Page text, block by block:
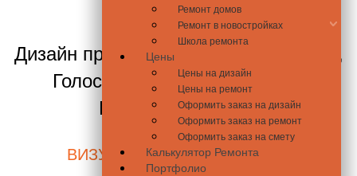
Ремонт домов
Ремонт в новостройках
Школа ремонта
Цены
Цены на дизайн
Цены на ремонт
Оформить заказ на дизайн
Оформить заказ на ремонт
Оформить заказ на смету
Калькулятор Ремонта
Портфолио
Дизайн проект "Престижный", г.Киев,
Голосеевский проспект, 98/2
Площадь: 46,7 м2
ВИЗУАЛИЗАЦИЯ ИНТЕРЬЕРА